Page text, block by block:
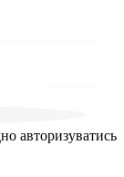
авторизуватись